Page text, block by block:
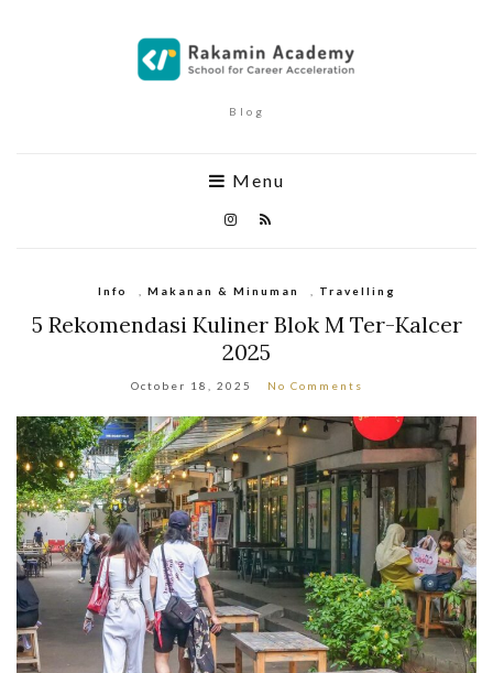
Blog
Menu
Info Makanan & Minuman Travelling
5 Rekomendasi Kuliner Blok M Ter-Kalcer
2025
October 18, 2025 No Comments